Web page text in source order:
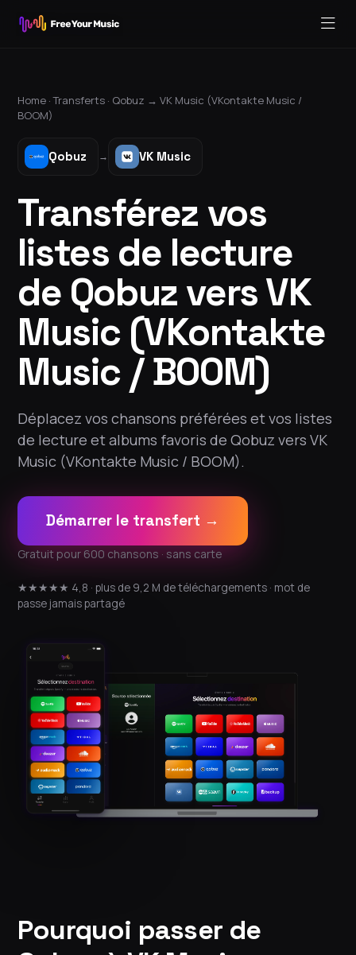
Home ·Transferts · Qobuz → VK Music (VKontakte Music /
BOOM)
Qobuz → VK Music
Transférez vos
listes de lecture
de Qobuz vers VK
Music (VKontakte
Music / BOOM)
Déplacez vos chansons préférées et vos listes
de lecture et albums favoris de Qobuz vers VK
Music (VKontakte Music / BOOM).
Démarrer le transfert →
Gratuit pour 600 chansons · sans carte
★★★★★ 4,8 · plus de 9,2 M de téléchargements · mot de
passe jamais partagé
Pourquoi passer de